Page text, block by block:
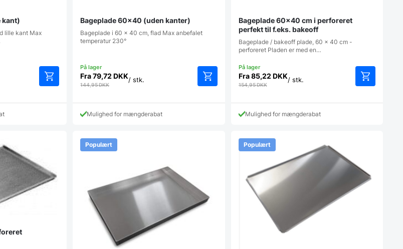
kant)
lille kant Max
Bageplade 60×40 (uden kanter)
Bageplade i 60 x 40 cm, flad Max anbefalet
temperatur 230°
Fra79,72DKK
144,95DKK
/ stk.
Mulighed for mængderabat
Bageplade 60×40 cm i perforeret
perfekt til f.eks. bakeoff
Bageplade / bakeoff plade, 60 x 40 cm -
perforeret Pladen er med en…
Fra85,22 DKK
154,95DKK
/ stk.
Mulighed for mængderabat
Populært Populært